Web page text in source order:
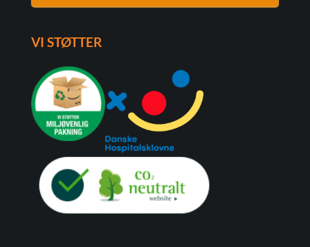
VI STØTTER